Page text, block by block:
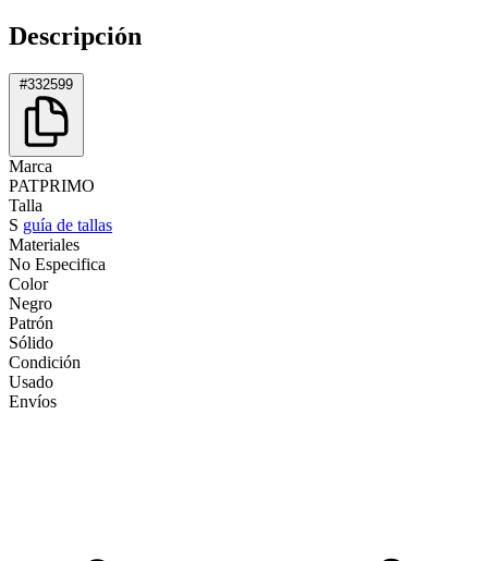
Descripción
#332599
Marca
PATPRIMO
Talla
S guía de tallas
Materiales
No Especifica
Color
Negro
Patrón
Sólido
Condición
Usado
Envíos